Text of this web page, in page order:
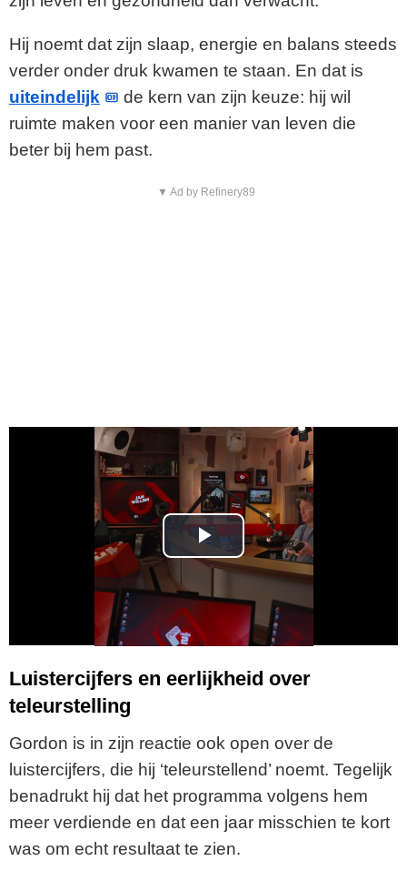
Hij noemt dat zijn slaap, energie en balans steeds
verder onder druk kwamen te staan. En dat is
uiteindelijk
de kern van zijn keuze: hij wil
ruimte maken voor een manier van leven die
beter bij hem past.
▼ Ad by Refinery89
P
l
a
y
i
d
e
Luistercijfers en eerlijkheid over
teleurstelling
Gordon is in zijn reactie ook open over de
luistercijfers, die hij ‘teleurstellend’ noemt. Tegelijk
benadrukt hij dat het programma volgens hem
meer verdiende en dat een jaar misschien te kort
was om echt resultaat te zien.